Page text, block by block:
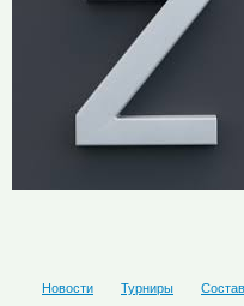
Новости Турниры Состав